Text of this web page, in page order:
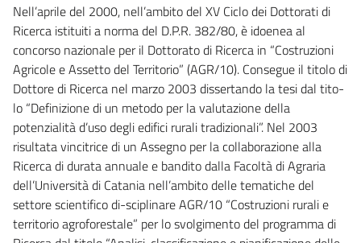
Nell’aprile del 2000, nell’ambito del XV Ciclo dei Dottorati di
Ricerca istituiti a norma del D.P.R. 382/80, è idoenea al
concorso nazionale per il Dottorato di Ricerca in “Costruzioni
Agricole e Assetto del Territorio” (AGR/10). Consegue il titolo di
Dottore di Ricerca nel marzo 2003 dissertando la tesi dal tito-
lo “Definizione di un metodo per la valutazione della
potenzialità d’uso degli edifici rurali tradizionali”. Nel 2003
risultata vincitrice di un Assegno per la collaborazione alla
Ricerca di durata annuale e bandito dalla Facoltà di Agraria
dell’Università di Catania nell’ambito delle tematiche del
settore scientifico di-sciplinare AGR/10 “Costruzioni rurali e
territorio agroforestale” per lo svolgimento del programma di